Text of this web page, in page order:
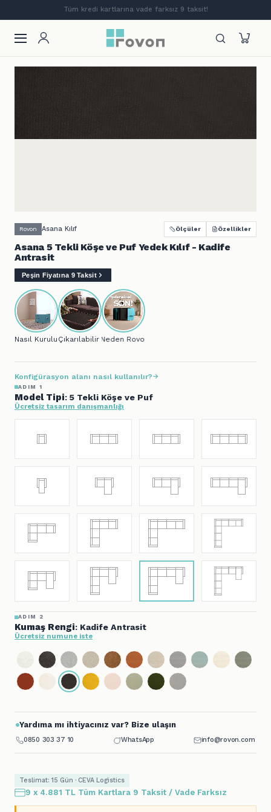
Tüm kredi kartlarına vade farksız 9 taksit!
Rovon Asana Kılıf Ölçüler Özellikler
Asana 5 Tekli Köşe ve Puf Yedek Kılıf - Kadife
Antrasit
Peşin Fiyatına 9 Taksit
Nasıl Kurulur?Çıkarılabilir KılıfNeden Rovon?
Konfigürasyon alanı nasıl kullanılır?
ADIM 1
Model Tipi: 5 Tekli Köşe ve Puf
Ücretsiz tasarım danışmanlığı
ADIM 2
Kumaş Rengi: Kadife Antrasit
Ücretsiz numune iste
Yardıma mı ihtiyacınız var? Bize ulaşın
0850 303 37 10 WhatsApp info@rovon.com
Teslimat: 15 Gün · CEVA Logistics
9 x 4.881 TL Tüm Kartlara 9 Taksit / Vade Farksız